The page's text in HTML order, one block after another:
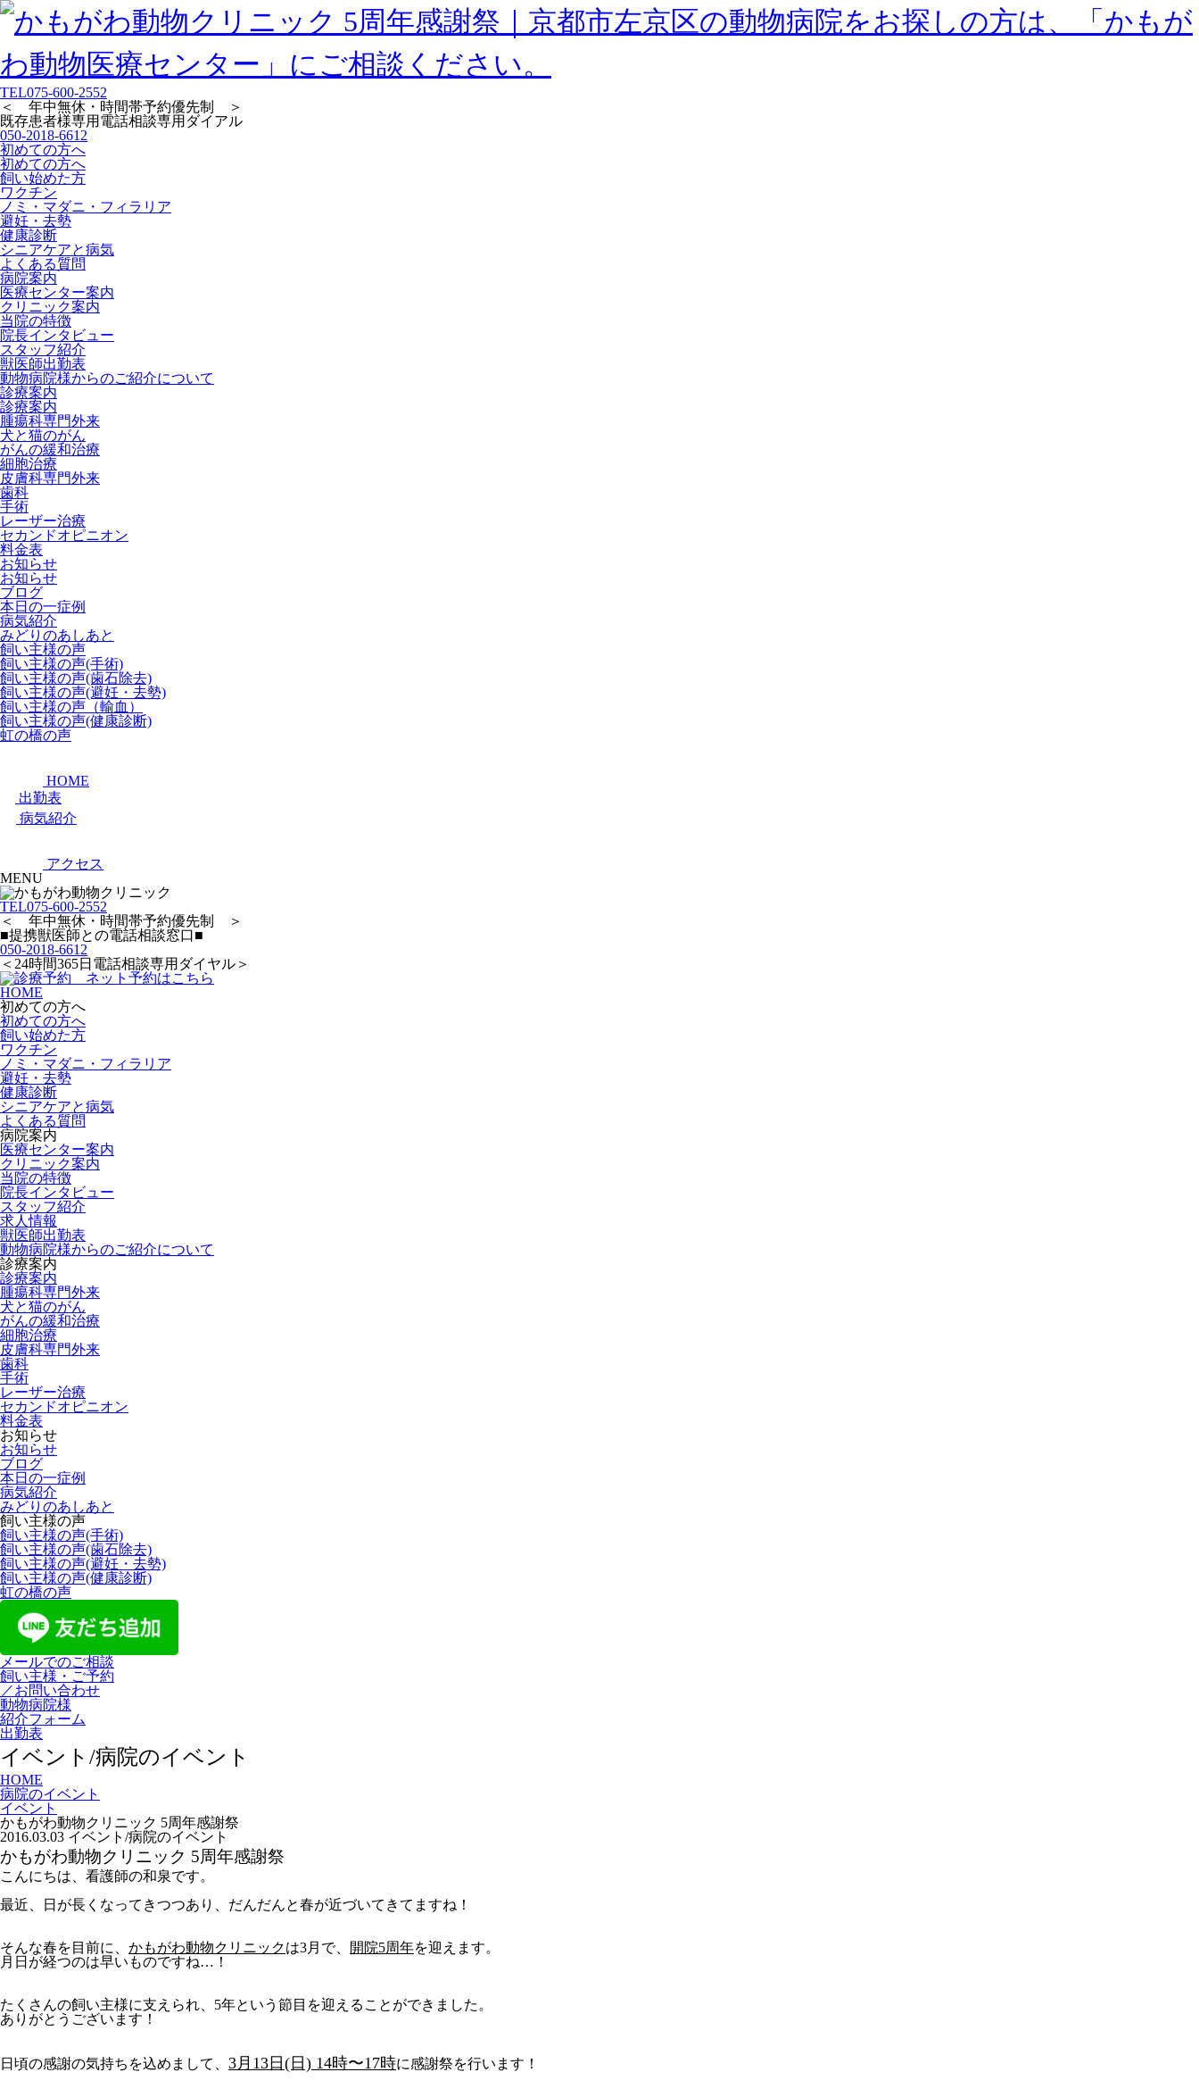
TEL075-600-2552
＜ 年中無休・時間帯予約優先制 ＞
既存患者様専用 電話相談専用ダイアル
050-2018-6612
初めての方へ
初めての方へ
飼い始めた方
ワクチン
ノミ・マダニ・フィラリア
避妊・去勢
健康診断
シニアケアと病気
よくある質問
病院案内
医療センター案内
クリニック案内
当院の特徴
院長インタビュー
スタッフ紹介
獣医師出勤表
動物病院様からのご紹介について
診療案内
診療案内
腫瘍科専門外来
犬と猫のがん
がんの緩和治療
細胞治療
皮膚科専門外来
歯科
手術
レーザー治療
セカンドオピニオン
料金表
お知らせ
お知らせ
ブログ
本日の一症例
病気紹介
みどりのあしあと
飼い主様の声
飼い主様の声(手術)
飼い主様の声(歯石除去)
飼い主様の声(避妊・去勢)
飼い主様の声（輸血）
飼い主様の声(健康診断)
虹の橋の声
HOME
出勤表
病気紹介
アクセス
MENU
TEL075-600-2552
＜ 年中無休・時間帯予約優先制 ＞
■提携獣医師との電話相談窓口■
050-2018-6612
＜24時間365日電話相談専用ダイヤル＞
HOME
初めての方へ
初めての方へ
飼い始めた方
ワクチン
ノミ・マダニ・フィラリア
避妊・去勢
健康診断
シニアケアと病気
よくある質問
病院案内
医療センター案内
クリニック案内
当院の特徴
院長インタビュー
スタッフ紹介
求人情報
獣医師出勤表
動物病院様からのご紹介について
診療案内
診療案内
腫瘍科専門外来
犬と猫のがん
がんの緩和治療
細胞治療
皮膚科専門外来
歯科
手術
レーザー治療
セカンドオピニオン
料金表
お知らせ
お知らせ
ブログ
本日の一症例
病気紹介
みどりのあしあと
飼い主様の声
飼い主様の声(手術)
飼い主様の声(歯石除去)
飼い主様の声(避妊・去勢)
飼い主様の声(健康診断)
虹の橋の声
メールでのご相談
飼い主様・ご予約
／お問い合わせ
動物病院様
紹介フォーム
出勤表
イベント/病院のイベント
HOME
病院のイベント
イベント
かもがわ動物クリニック 5周年感謝祭
2016.03.03 イベント/病院のイベント
かもがわ動物クリニック 5周年感謝祭
こんにちは、看護師の和泉です。
最近、日が長くなってきつつあり、だんだんと春が近づいてきてますね！
そんな春を目前に、 かもがわ動物クリニックは3月で、 開院5周年を迎えます。
月日が経つのは早いものですね…！
たくさんの飼い主様に支えられ、5年という節目を迎えることができました。
ありがとうございます！
日頃の感謝の気持ちを込めまして、 3月13日(日) 14時〜17時に感謝祭を行います！